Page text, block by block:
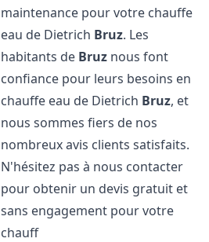
maintenance pour votre chauffe
eau de Dietrich Bruz. Les
habitants de Bruz nous font
confiance pour leurs besoins en
chauffe eau de Dietrich Bruz, et
nous sommes fiers de nos
nombreux avis clients satisfaits.
N'hésitez pas à nous contacter
pour obtenir un devis gratuit et
sans engagement pour votre
chauff